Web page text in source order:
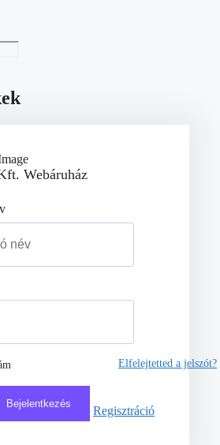
Webáruház
Elfelejtetted a jelszót?
Regisztráció